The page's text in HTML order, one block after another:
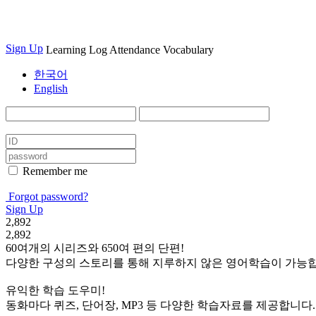
Sign Up Learning Log Attendance Vocabulary
한국어
English
Remember me
Forgot password?
Sign Up
2,892
2,892
60여개의 시리즈와 650여 편의 단편!
다양한 구성의 스토리를 통해 지루하지 않은 영어학습이 가능
유익한 학습 도우미!
동화마다 퀴즈, 단어장, MP3 등 다양한 학습자료를 제공합니다.